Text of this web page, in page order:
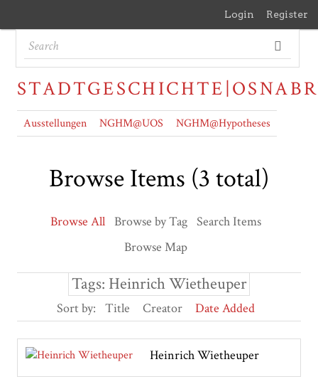
Login Register
Ausstellungen NGHM@UOS NGHM@Hypotheses
Browse Items (3 total)
Browse All Browse by Tag Search Items
Browse Map
Tags: Heinrich Wietheuper
Sort by: Title Creator Date Added
Heinrich Wietheuper